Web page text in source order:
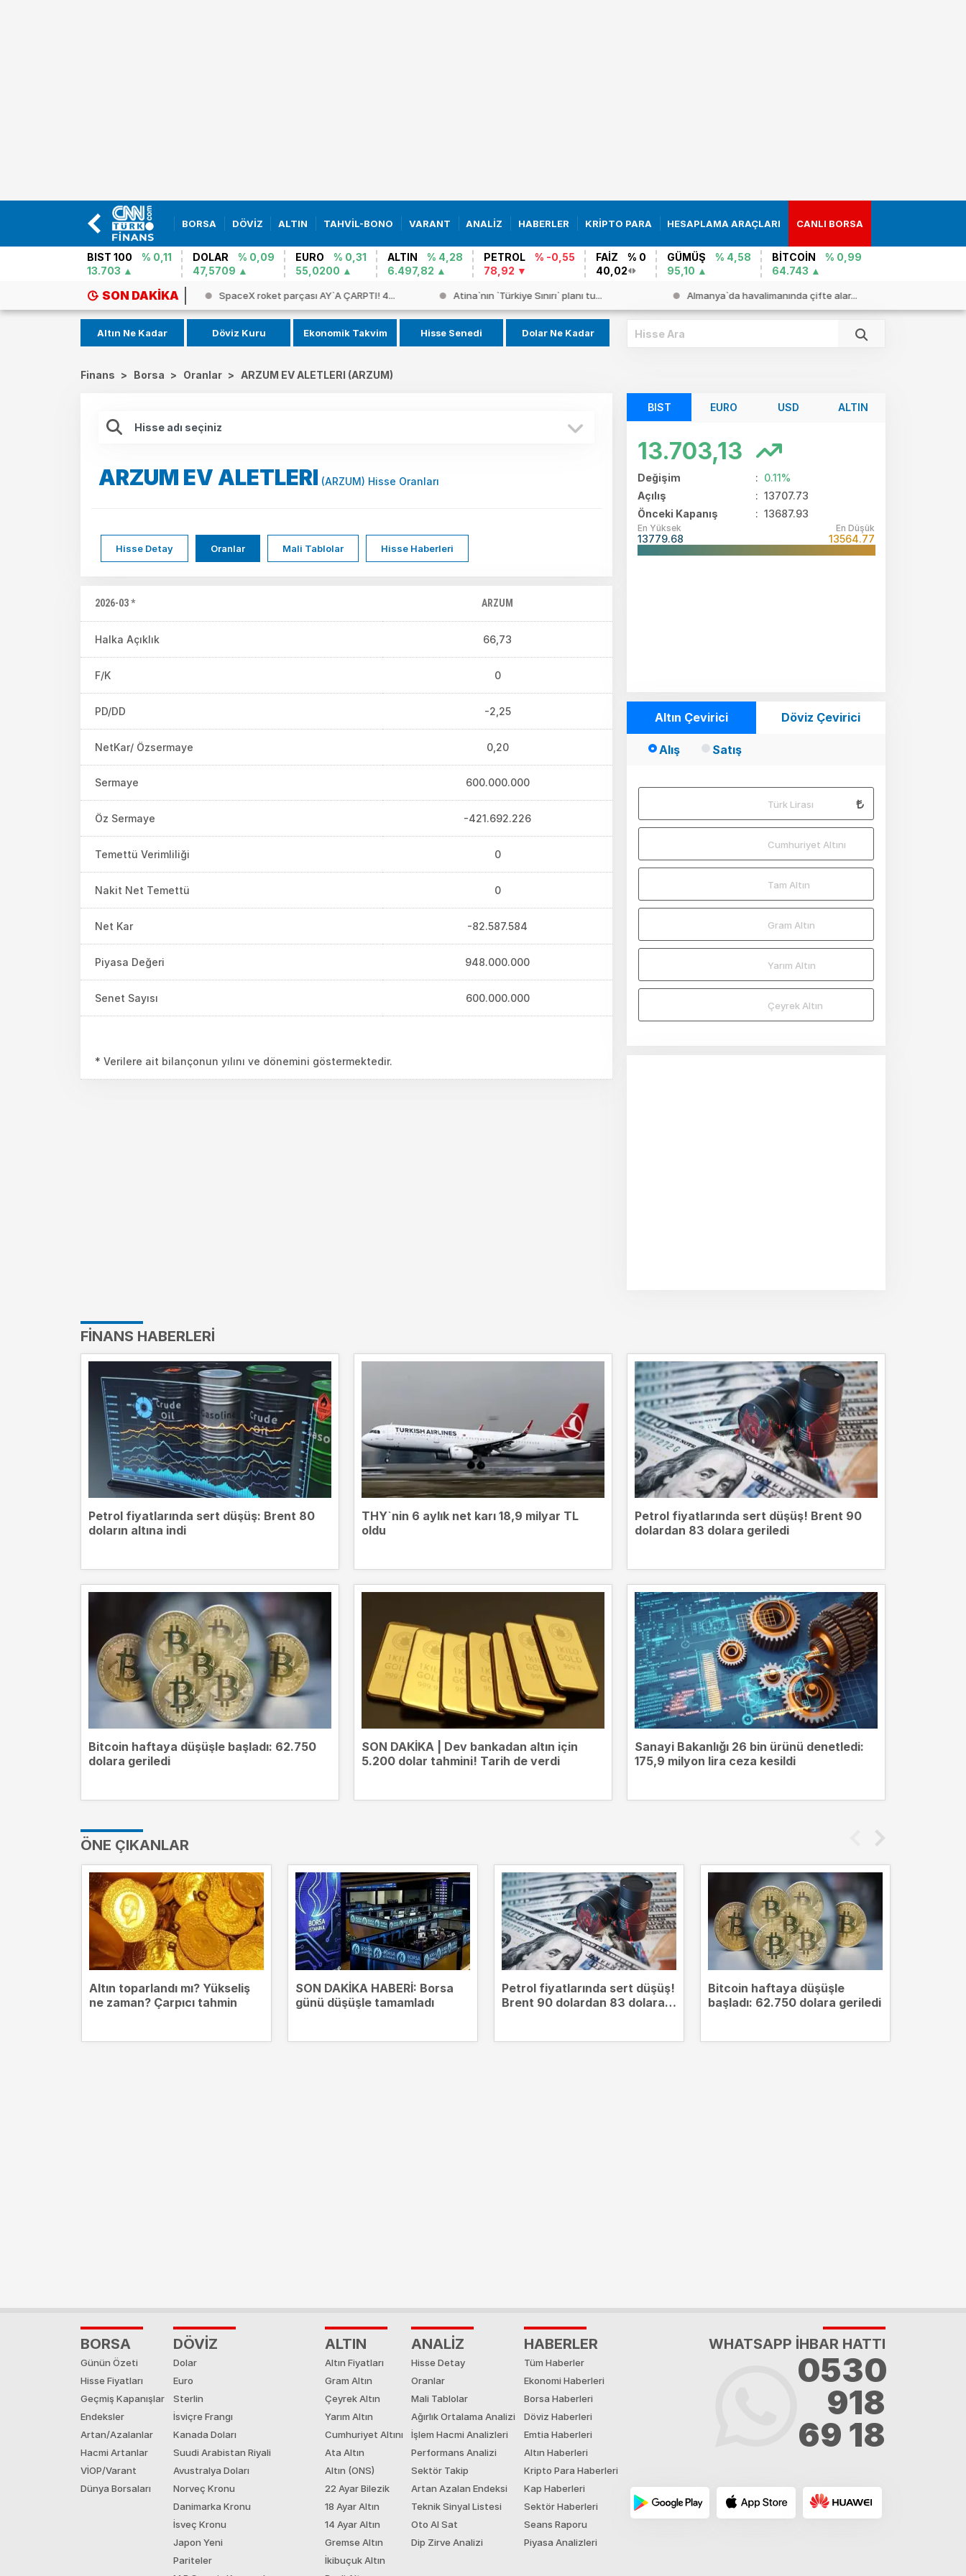
BORSA DÖVİZ ALTIN TAHVİL-BONO VARANT ANALİZ HABERLER KRİPTO PARA HESAPLAMA ARAÇLARI CANLI BORSA
BIST 100
% 0,11
13.703
DOLAR
% 0,09
47,5709
EURO
% 0,31
55,0200
ALTIN
% 4,28
6.497,82
PETROL
% -0,55
78,92
FAİZ
% 0
40,02
GÜMÜŞ
% 4,58
95,10
BİTCOİN
% 0,99
64.743
SON DAKIKA
fiyatlarında sert düşüş: Bre... SpaceX roket parçası AY`A ÇARPTI! 4... Atina`nın `Türkiye Sınırı` planı tu... Almanya`da havalimanında çifte alar...
Altın Ne Kadar Döviz Kuru Ekonomik Takvim Hisse Senedi Dolar Ne Kadar
Finans > Borsa > Oranlar > ARZUM EV ALETLERI (ARZUM)
ARZUM EV ALETLERI (ARZUM) Hisse Oranları
Hisse Detay Oranlar Mali Tablolar Hisse Haberleri
2026-03 * ARZUM
Halka Açıklık 66,73
F/K 0
PD/DD -2,25
NetKar/ Özsermaye 0,20
Sermaye 600.000.000
Öz Sermaye -421.692.226
Temettü Verimliliği 0
Nakit Net Temettü 0
Net Kar -82.587.584
Piyasa Değeri 948.000.000
Senet Sayısı 600.000.000
* Verilere ait bilançonun yılını ve dönemini göstermektedir.
BIST EURO USD ALTIN
13.703,13
Değişim : 0.11%
Açılış
: 13707.73
Önceki Kapanış
: 13687.93
En Yüksek
13779.68
En Düşük
13564.77
Altın Çevirici Döviz Çevirici
Alış Satış
Türk Lirası
Cumhuriyet Altını
Tam Altın
Gram Altın
Yarım Altın
Çeyrek Altın
FINANS HABERLERI
Petrol fiyatlarında sert düşüş: Brent 80
doların altına indi
THY`nin 6 aylık net karı 18,9 milyar TL
oldu
Petrol fiyatlarında sert düşüş! Brent 90
dolardan 83 dolara geriledi
Bitcoin haftaya düşüşle başladı: 62.750
dolara geriledi
SON DAKİKA | Dev bankadan altın için
5.200 dolar tahmini! Tarih de verdi
Sanayi Bakanlığı 26 bin ürünü denetledi:
175,9 milyon lira ceza kesildi
ÖNE ÇIKANLAR
Altın toparlandı mı? Yükseliş
ne zaman? Çarpıcı tahmin
SON DAKİKA HABERİ: Borsa
günü düşüşle tamamladı
Petrol fiyatlarında sert düşüş!
Brent 90 dolardan 83 dolara
Bitcoin haftaya düşüşle
başladı: 62.750 dolara geriledi
BORSA
Günün Özeti
Hisse Fiyatları
Geçmiş Kapanışlar
Endeksler
Artan/Azalanlar
Hacmi Artanlar
VİOP/Varant
Dünya Borsaları
DÖVİZ
Dolar
Euro
Sterlin
İsviçre Frangı
Kanada Doları
Suudi Arabistan Riyali
Avustralya Doları
Norveç Kronu
Danimarka Kronu
İsveç Kronu
Japon Yeni
Pariteler
ALTIN
Altın Fiyatları
Gram Altın
Çeyrek Altın
Yarım Altın
Cumhuriyet Altını
Ata Altın
Altın (ONS)
22 Ayar Bilezik
18 Ayar Altın
14 Ayar Altın
Gremse Altın
İkibuçuk Altın
ANALİZ
Hisse Detay
Oranlar
Mali Tablolar
Ağırlık Ortalama Analizi
İşlem Hacmi Analizleri
Performans Analizi
Sektör Takip
Artan Azalan Endeksi
Teknik Sinyal Listesi
Oto Al Sat
Dip Zirve Analizi
HABERLER
Tüm Haberler
Ekonomi Haberleri
Borsa Haberleri
Döviz Haberleri
Emtia Haberleri
Altın Haberleri
Kripto Para Haberleri
Kap Haberleri
Sektör Haberleri
Seans Raporu
Piyasa Analizleri
WHATSAPP İHBAR HATTI
0530
918
69 18